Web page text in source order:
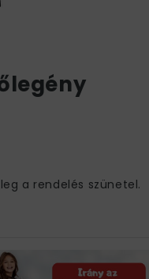
a rendelés szünetel.